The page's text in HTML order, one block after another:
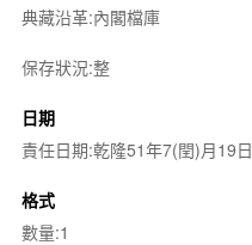
典藏沿革:內閣檔庫
保存狀況:整
日期
責任日期:乾隆51年7(閏)月19日
格式
數量:1